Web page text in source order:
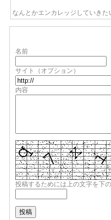
なんとかエンカレッジしていきた
名前
サイト（オプション）
内容
投稿するためには上の文字を下